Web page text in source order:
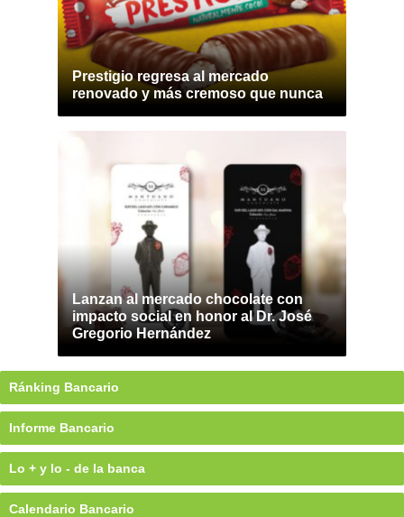
Prestigio regresa al mercado
renovado y más cremoso que nunca
Lanzan al mercado chocolate con
impacto social en honor al Dr. José
Gregorio Hernández
Ránking Bancario
Informe Bancario
Lo + y lo - de la banca
Calendario Bancario